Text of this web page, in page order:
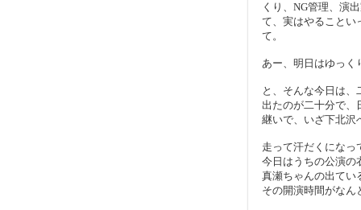
くり、NG管理、演
て、実はやることい
て。
あー、明日はゆっく
と、そんな今日は
出たのが二十分で、
継いで、いざ下北沢
走って汗だくにな
今日はうちの公演の
真瀬ちゃんの出てい
その開演時間がなん